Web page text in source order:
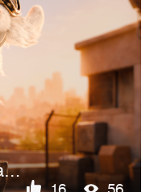
The little scout: 3D Character